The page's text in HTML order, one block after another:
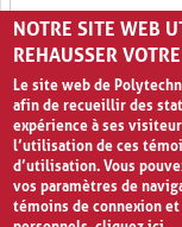
Opinion (8)
NOTRE SITE WEB
REHAUSSER
Le site web de
afin de recueillir des
expérience à ses
l’utilisation de ces
d’utilisation. Vous
vos paramètres de
témoins de connexion